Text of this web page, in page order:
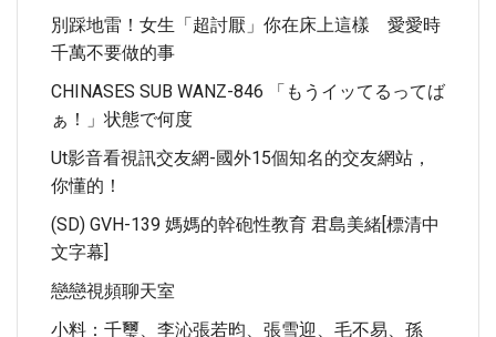
別踩地雷！女生「超討厭」你在床上這樣 愛愛時
千萬不要做的事
CHINASES SUB WANZ-846 「もうイッてるってば
ぁ！」状態で何度
Ut影音看視訊交友網-國外15個知名的交友網站，
你懂的！
(SD) GVH-139 媽媽的幹砲性教育 君島美緒[標清中
文字幕]
戀戀視頻聊天室
小料：千璽、李沁張若昀、張雪迎、毛不易、孫